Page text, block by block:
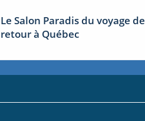
Le Salon Paradis du voyage de
retour à Québec